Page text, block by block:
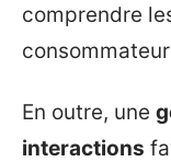
comprendre
En outre, une
interactions